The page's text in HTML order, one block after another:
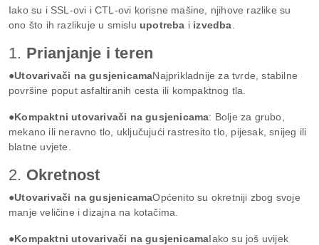
Iako su i SSL-ovi i CTL-ovi korisne mašine, njihove razlike su
ono što ih razlikuje u smislu upotreba i izvedba
1. Prianjanje i teren
●Utovarivači na gusjenicamaNajprikladnije za tvrde, stabilne
površine poput asfaltiranih cesta ili kompaktnog tla.
●Kompaktni utovarivači na gusjenicama: Bolje za grubo,
mekano ili neravno tlo, uključujući rastresito tlo, pijesak, snijeg ili
blatne uvjete.
2. Okretnost
●Utovarivači na gusjenicamaOpćenito su okretniji zbog svoje
manje veličine i dizajna na kotačima.
●Kompaktni utovarivači na gusjenicamaIako su još uvijek